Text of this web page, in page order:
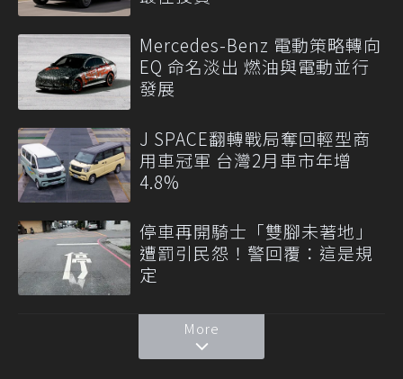
Mercedes-Benz 電動策略轉向
EQ 命名淡出 燃油與電動並行
發展
J SPACE翻轉戰局奪回輕型商
用車冠軍 台灣2月車市年增
4.8%
停車再開騎士「雙腳未著地」
遭罰引民怨！警回覆：這是規
定
More